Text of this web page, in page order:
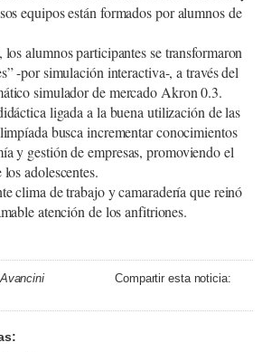
equipos están formados por alumnos de
alumnos participantes se transformaron
-por simulación interactiva-, a través del
simulador de mercado Akron 0.3.
ligada a la buena utilización de las
busca incrementar conocimientos
y gestión de empresas, promoviendo el
adolescentes.
clima de trabajo y camaradería que reinó
atención de los anfitriones.
Compartir esta noticia: